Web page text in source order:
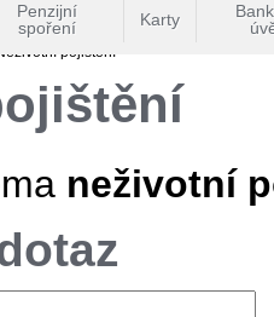
Penzijní
spoření
Karty
pojištění
neživotní